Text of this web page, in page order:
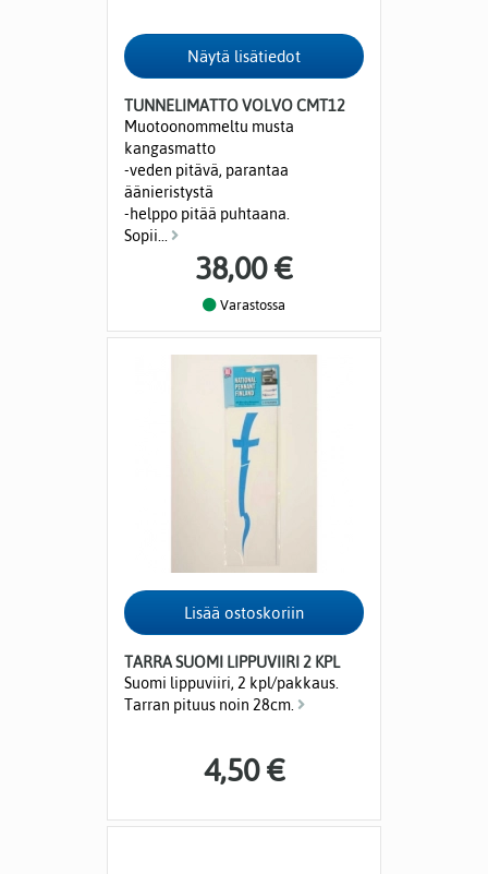
TUNNELIMATTO VOLVO CMT12
Muotoonommeltu musta
kangasmatto
-veden pitävä, parantaa
äänieristystä
-helppo pitää puhtaana.
Sopii...
38,00 €
Varastossa
TARRA SUOMI LIPPUVIIRI 2 KPL
Suomi lippuviiri, 2 kpl/pakkaus.
Tarran pituus noin 28cm.
4,50 €